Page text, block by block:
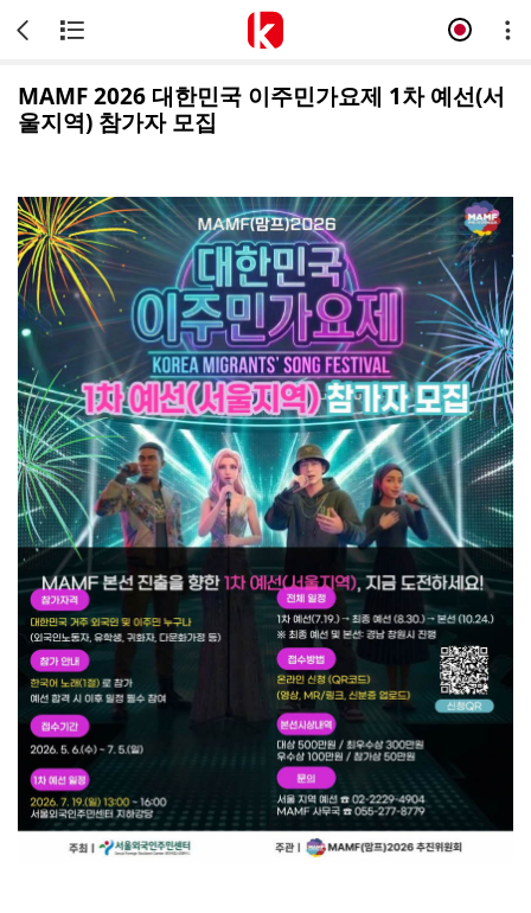
MAMF 2026 대한민국 이주민가요제 1차 예선(서
울지역) 참가자 모집